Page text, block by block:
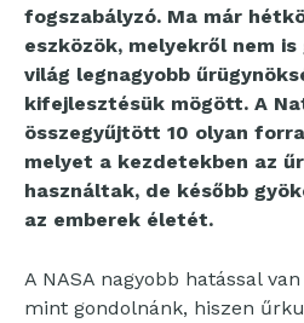
fogszabályzó. Ma már
eszközök, melyekről nem
világ legnagyobb
kifejlesztésük mögött. A
összegyűjtött 10 olyan
melyet a kezdetekben az
használtak, de később
az emberek életét.
A NASA nagyobb hatással
mint gondolnánk, hiszen